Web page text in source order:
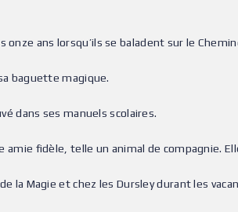
onze ans lorsqu’ils se baladent sur le
baguette magique.
dans ses manuels scolaires.
amie fidèle, telle un animal de compagnie.
la Magie et chez les Dursley durant les